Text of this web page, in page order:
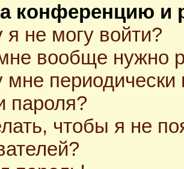
конференцию и
не могу войти?
вообще нужно
периодически
пароля?
чтобы я не